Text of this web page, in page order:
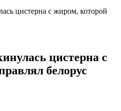
цистерна с жиром, которой
цистерна с
белорус